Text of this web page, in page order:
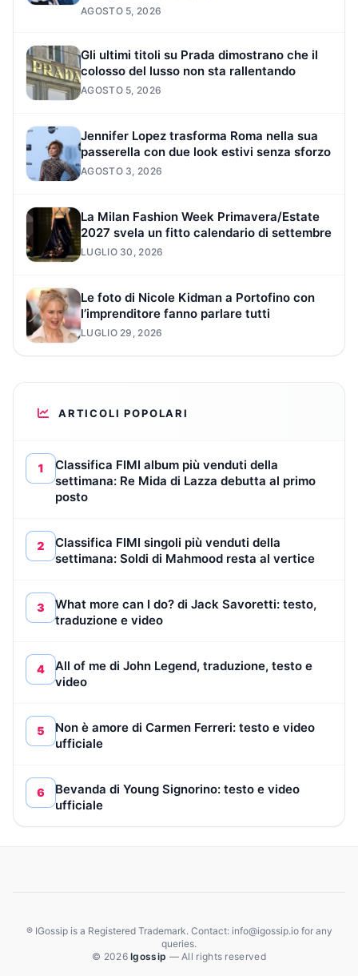
AGOSTO 5, 2026
Gli ultimi titoli su Prada dimostrano che il
colosso del lusso non sta rallentando
AGOSTO 5, 2026
Jennifer Lopez trasforma Roma nella sua
passerella con due look estivi senza sforzo
AGOSTO 3, 2026
La Milan Fashion Week Primavera/Estate
2027 svela un fitto calendario di settembre
LUGLIO 30, 2026
Le foto di Nicole Kidman a Portofino con
l’imprenditore fanno parlare tutti
LUGLIO 29, 2026
ARTICOLI POPOLARI
1
Classifica FIMI album più venduti della
settimana: Re Mida di Lazza debutta al primo
posto
2
Classifica FIMI singoli più venduti della
settimana: Soldi di Mahmood resta al vertice
3
What more can I do? di Jack Savoretti: testo,
traduzione e video
4
All of me di John Legend, traduzione, testo e
video
5
Non è amore di Carmen Ferreri: testo e video
ufficiale
6
Bevanda di Young Signorino: testo e video
ufficiale
® IGossip is a Registered Trademark. Contact: info@igossip.io for any
queries.
© 2026Igossip — All rights reserved